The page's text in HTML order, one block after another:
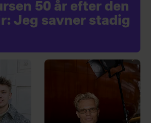
50 år efter den
Jeg savner stadig